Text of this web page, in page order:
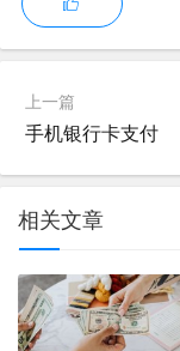
(4) 完成支付，获
(1) 在支付应用中
(2) 输入转账对象
(3) 输入转账金额
(4) 确认无误后，
手机支付中的
上一篇
手机银行卡支付
相关文章